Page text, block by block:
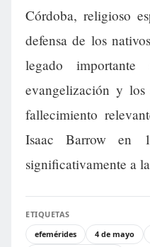
Córdoba, religioso
defensa de los
legado
evangelización y los
fallecimiento
Isaac Barrow en
significativamente a
ETIQUETAS
efemérides
4 de mayo